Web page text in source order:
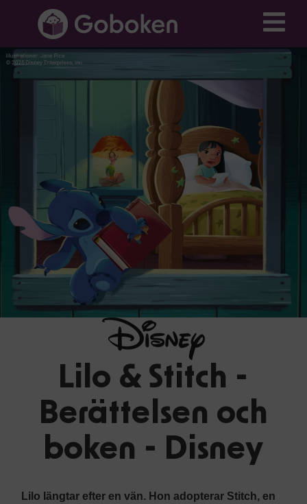
Lilo & Stitch -
Berättelsen och
boken - Disney
Lilo längtar efter en vän. Hon adopterar Stitch, en